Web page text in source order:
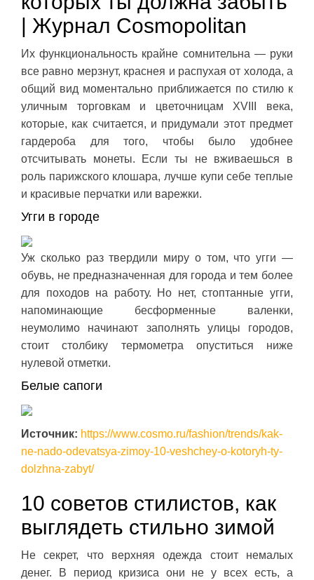
| Журнал Cosmopolitan
Их функциональность крайне сомнительна — руки
все равно мерзнут, краснея и распухая от холода, а
общий вид моментально приближается по стилю к
уличным торговкам и цветочницам XVIII века,
которые, как считается, и придумали этот предмет
гардероба для того, чтобы было удобнее
отсчитывать монеты. Если ты не вживаешься в
роль парижского клошара, лучше купи себе теплые
и красивые перчатки или варежки.
Угги в городе
Уж сколько раз твердили миру о том, что угги —
обувь, не предназначенная для города и тем более
для походов на работу. Но нет, стоптанные угги,
напоминающие бесформенные валенки,
неумолимо начинают заполнять улицы городов,
стоит столбику термометра опуститься ниже
нулевой отметки.
Белые сапоги
Источник: https://www.cosmo.ru/fashion/trends/kak-
ne-nado-odevatsya-zimoy-10-veshchey-o-kotoryh-ty-
dolzhna-zabyt/
10 советов стилистов, как
выглядеть стильно зимой
Не секрет, что верхняя одежда стоит немалых
денег. В период кризиса они не у всех есть, а